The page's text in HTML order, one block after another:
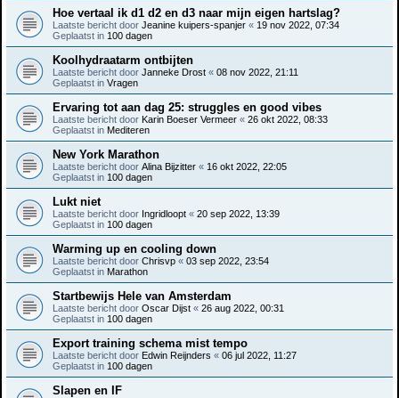
Hoe vertaal ik d1 d2 en d3 naar mijn eigen hartslag?
Laatste bericht door Jeanine kuipers-spanjer « 19 nov 2022, 07:34
Geplaatst in 100 dagen
Koolhydraatarm ontbijten
Laatste bericht door Janneke Drost « 08 nov 2022, 21:11
Geplaatst in Vragen
Ervaring tot aan dag 25: struggles en good vibes
Laatste bericht door Karin Boeser Vermeer « 26 okt 2022, 08:33
Geplaatst in Mediteren
New York Marathon
Laatste bericht door Alina Bijzitter « 16 okt 2022, 22:05
Geplaatst in 100 dagen
Lukt niet
Laatste bericht door Ingridloopt « 20 sep 2022, 13:39
Geplaatst in 100 dagen
Warming up en cooling down
Laatste bericht door Chrisvp « 03 sep 2022, 23:54
Geplaatst in Marathon
Startbewijs Hele van Amsterdam
Laatste bericht door Oscar Dijst « 26 aug 2022, 00:31
Geplaatst in 100 dagen
Export training schema mist tempo
Laatste bericht door Edwin Reijnders « 06 jul 2022, 11:27
Geplaatst in 100 dagen
Slapen en IF